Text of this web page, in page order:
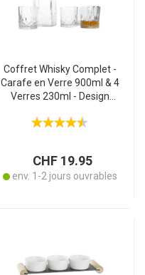
Coffret Whisky Complet -
Carafe en Verre 900ml & 4
Verres 230ml - Design
Cadeau - Qualité
CHF 19.95
env. 1-2 jours ouvrables